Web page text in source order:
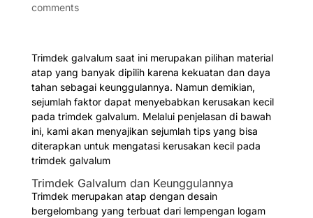
comments
Trimdek galvalum saat ini merupakan pilihan material
atap yang banyak dipilih karena kekuatan dan daya
tahan sebagai keunggulannya. Namun demikian,
sejumlah faktor dapat menyebabkan kerusakan kecil
pada trimdek galvalum. Melalui penjelasan di bawah
ini, kami akan menyajikan sejumlah tips yang bisa
diterapkan untuk mengatasi kerusakan kecil pada
trimdek galvalum
Trimdek Galvalum dan Keunggulannya
Trimdek merupakan atap dengan desain
bergelombang yang terbuat dari lempengan logam